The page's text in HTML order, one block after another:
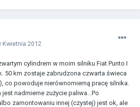
Kwietnia 2012
cylindrem w moim silniku Fiat Punto I
50 km zostaje zabrudzona czwarta świeca
co powoduje nierównomierną pracę silnika.
nadmierne zużycie paliwa...Po
zamontowaniu innej (czystej) jest ok, ale